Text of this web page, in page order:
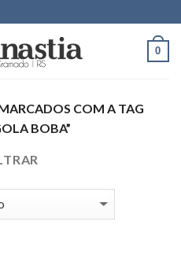
0
COM A TAG
BOBA”